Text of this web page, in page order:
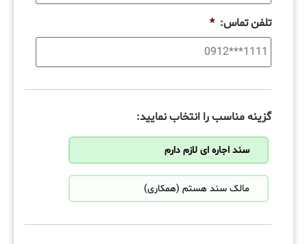
تلفن تماس: *
گزینه مناسب را انتخاب نمایید:
سند اجاره ای لازم دارم
مالک سند هستم (همکاری)